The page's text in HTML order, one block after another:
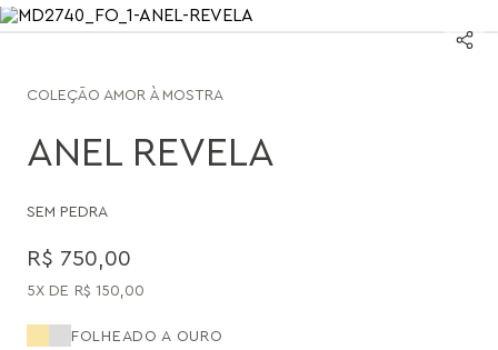
COLEÇÃO AMOR À MOSTRA
ANEL REVELA
SEM PEDRA
R$ 750 00
5 R$ 150 00
FOLHEADO A OURO